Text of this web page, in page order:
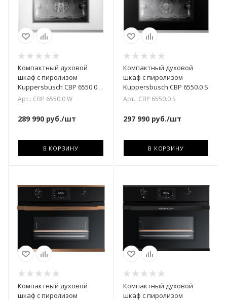
Компактный духовой
шкаф с пиролизом
Kuppersbusch CBP 6550.0
W
Арт.: CBP 6550.0 W
289 990 руб./шт
В КОРЗИНУ
Компактный духовой
шкаф с пиролизом
Kuppersbusch CBP 6550.0 S
Арт.: CBP 6550.0 S
297 990руб./шт
В КОРЗИНУ
Компактный духовой
шкаф с пиролизом
Компактный духовой
шкаф с пиролизом